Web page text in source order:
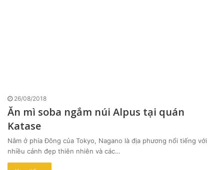
26/08/2018
Ăn mì soba ngắm núi Alpus tại quán
Katase
Nằm ở phía Đông của Tokyo, Nagano là địa phương nổi tiếng với
nhiều cảnh đẹp thiên nhiên và các…